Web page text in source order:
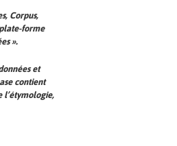
Corpus,
forme
».
et
contient
l’étymologie,